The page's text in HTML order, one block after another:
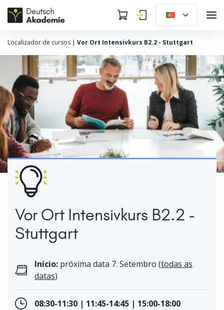
Localizador de cursos | Vor Ort Intensivkurs B2.2 - Stuttgart
Vor Ort Intensivkurs B2.2 -
Stuttgart
Início: próxima data 7. Setembro (todas as
datas)
08:30-11:30 | 11:45-14:45 | 15:00-18:00